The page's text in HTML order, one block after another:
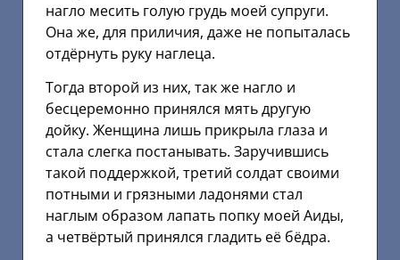
нагло месить голую грудь моей супруги.
Она же, для приличия, даже не попыталась
отдёрнуть руку наглеца.
Тогда второй из них, так же нагло и
бесцеремонно принялся мять другую
дойку. Женщина лишь прикрыла глаза и
стала слегка постанывать. Заручившись
такой поддержкой, третий солдат своими
потными и грязными ладонями стал
наглым образом лапать попку моей Аиды,
а четвёртый принялся гладить её бёдра.